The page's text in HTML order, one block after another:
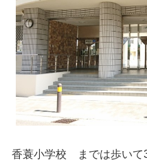
香蓑小学校 までは歩い